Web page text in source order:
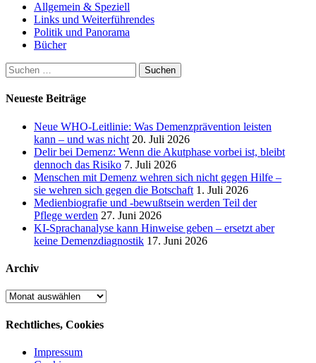
Allgemein & Speziell
Links und Weiterführendes
Politik und Panorama
Bücher
Suchen
nach:
Neueste Beiträge
Neue WHO-Leitlinie: Was Demenzprävention leisten
kann – und was nicht 20. Juli 2026
Delir bei Demenz: Wenn die Akutphase vorbei ist, bleibt
dennoch das Risiko 7. Juli 2026
Menschen mit Demenz wehren sich nicht gegen Hilfe –
sie wehren sich gegen die Botschaft 1. Juli 2026
Medienbiografie und -bewußtsein werden Teil der
Pflege werden 27. Juni 2026
KI-Sprachanalyse kann Hinweise geben – ersetzt aber
keine Demenzdiagnostik 17. Juni 2026
Archiv
Archiv
Rechtliches, Cookies
Impressum